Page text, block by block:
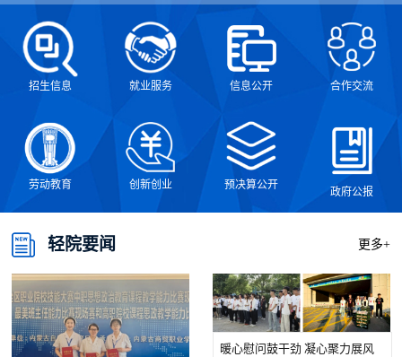
招生信息 就业服务 信息公开 合作交流
劳动教育 创新创业 预决算公开
政府公报
轻院要闻 更多+
暖心慰问鼓干劲 凝心聚力展风